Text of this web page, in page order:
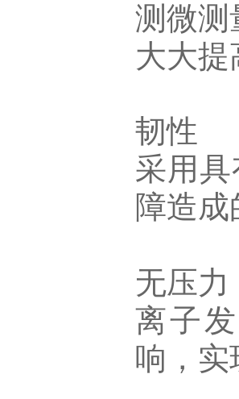
测微测
大大提
韧性
采用
障造
无压力
离子
响，实